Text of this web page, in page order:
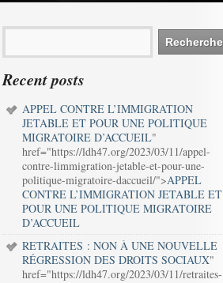
Recent posts
APPEL CONTRE L’IMMIGRATION
JETABLE ET POUR UNE POLITIQUE
MIGRATOIRE D’ACCUEIL"
href="https://ldh47.org/2023/03/11/appel-
contre-limmigration-jetable-et-pour-une-
politique-migratoire-daccueil/">APPEL
CONTRE L’IMMIGRATION JETABLE ET
POUR UNE POLITIQUE MIGRATOIRE
D’ACCUEIL
RETRAITES : NON À UNE NOUVELLE
RÉGRESSION DES DROITS SOCIAUX"
href="https://ldh47.org/2023/03/11/retraites-